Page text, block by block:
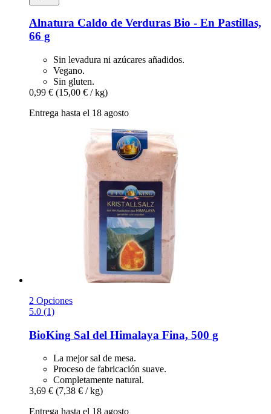
Alnatura Caldo de Verduras Bio -​ En Pastillas,
66 g
Sin levadura ni azúcares añadidos.
Vegano.
Sin gluten.
0,99 € (15,00 € / kg)
Entrega hasta el 18 agosto
2 Opciones
5.0 (1)
BioKing Sal del Himalaya Fina, 500 g
La mejor sal de mesa.
Proceso de fabricación suave.
Completamente natural.
3,69 € (7,38 € / kg)
Entrega hasta el 18 agosto